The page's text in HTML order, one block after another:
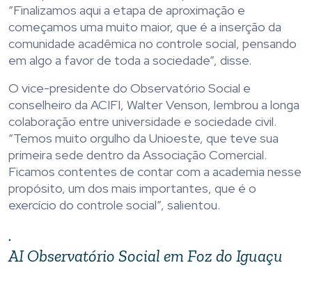
“Finalizamos aqui a etapa de aproximação e
começamos uma muito maior, que é a inserção da
comunidade acadêmica no controle social, pensando
em algo a favor de toda a sociedade”, disse.
O vice-presidente do Observatório Social e
conselheiro da ACIFI, Walter Venson, lembrou a longa
colaboração entre universidade e sociedade civil.
“Temos muito orgulho da Unioeste, que teve sua
primeira sede dentro da Associação Comercial.
Ficamos contentes de contar com a academia nesse
propósito, um dos mais importantes, que é o
exercício do controle social”, salientou.
.
AI Observatório Social em Foz do Iguaçu